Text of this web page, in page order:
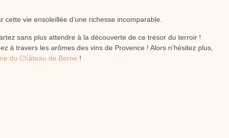
vie ensoleillée d’une richesse incomparable.
sans plus attendre à la découverte de ce trésor du terroir !
à travers les arômes des vins de Provence ! Alors n’hésitez plus,
du Château de Berne !